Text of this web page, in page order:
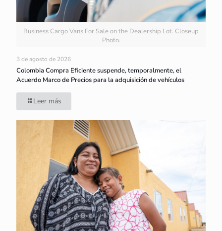
Business Cargo Vans For Sale on the Dealership Lot. Closeup
Photo.
3 de agosto de 2026
Colombia Compra Eficiente suspende, temporalmente, el
Acuerdo Marco de Precios para la adquisición de vehículos
Leer más